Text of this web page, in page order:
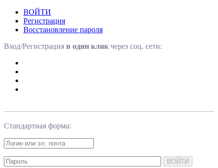
ВОЙТИ
Регистрация
Восстановление пароля
Вход/Регистрация в один клик через соц. сети:
Стандартная форма:
ВОЙТИ